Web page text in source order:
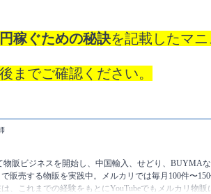
稼ぐための秘訣を記載したマ
までご確認ください。
物販ビジネスを開始し、中国輸入、せどり、BUYMA
販売する物販を実践中。メルカリでは毎月100件〜
、これまでの経験をもとにYouTubeでもメルカリ物